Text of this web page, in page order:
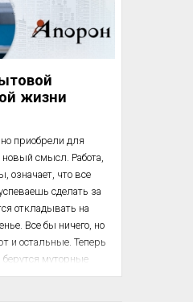
дежурстве Суприя
иглой, которой
девушки...
жизни
приобрели для
смысл. Работа,
означает, что все
сделать за
откладывать на
Все бы ничего, но
и остальные. Теперь
берутся муторные
на Северном